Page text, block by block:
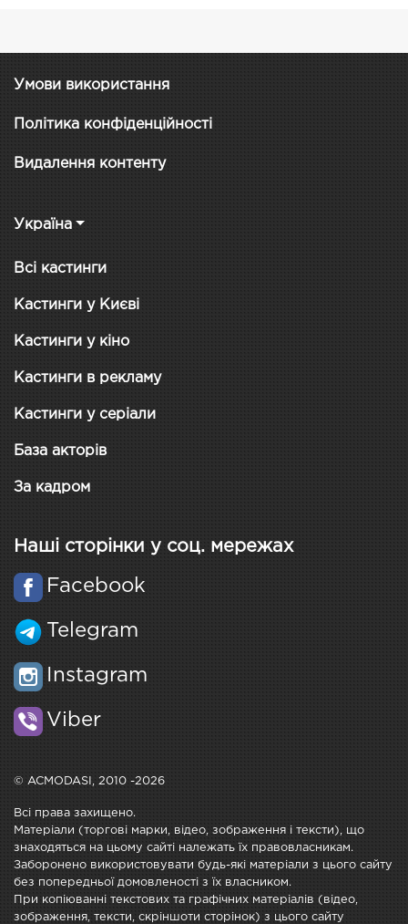
Умови використання
Політика конфіденційності
Видалення контенту
Україна
Всі кастинги
Кастинги у Києві
Кастинги у кіно
Кастинги в рекламу
Кастинги у серіали
База акторів
За кадром
Наші сторінки у соц. мережах
Facebook
Telegram
Instagram
Viber
© ACMODASI, 2010 -2026
Всі права захищено.
Матеріали (торгові марки, відео, зображення і тексти), що
знаходяться на цьому сайті належать їх правовласникам.
Заборонено використовувати будь-які матеріали з цього сайту
без попередньої домовленості з їх власником.
При копіюванні текстових та графічних матеріалів (відео,
зображення, тексти, скріншоти сторінок) з цього сайту